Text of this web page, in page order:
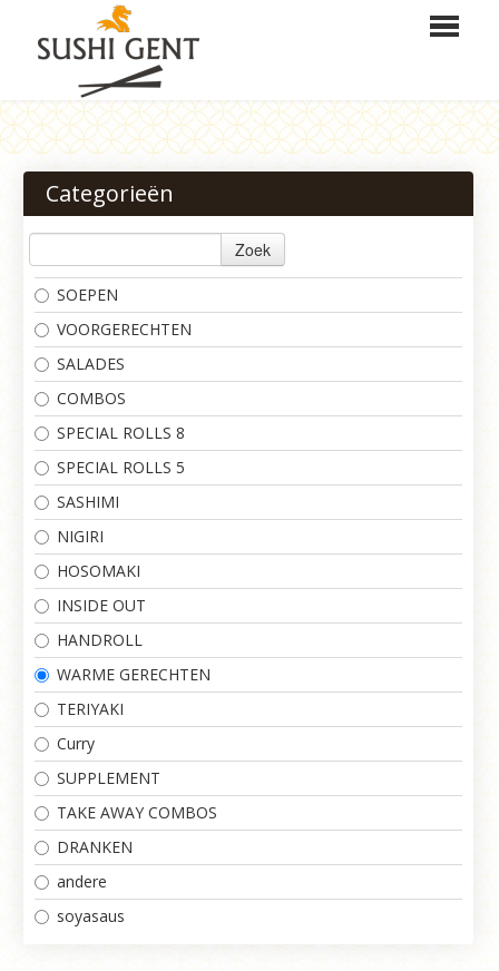
HOME
BESTELLEN
MENU
LOGIN
CONTACT
Categorieën
Zoek
SOEPEN
VOORGERECHTEN
SALADES
COMBOS
SPECIAL ROLLS 8
SPECIAL ROLLS 5
SASHIMI
NIGIRI
HOSOMAKI
INSIDE OUT
HANDROLL
WARME GERECHTEN
TERIYAKI
Curry
SUPPLEMENT
TAKE AWAY COMBOS
DRANKEN
andere
soyasaus